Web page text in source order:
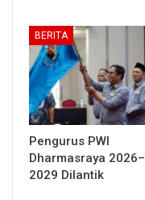
BERITA
Pengurus PWI
Dharmasraya 2026–
2029 Dilantik